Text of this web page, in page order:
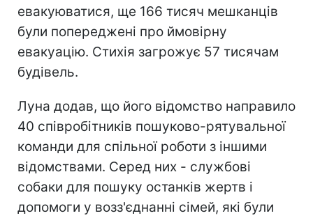
евакуюватися, ще 166 тисяч мешканців
були попереджені про ймовірну
евакуацію. Стихія загрожує 57 тисячам
будівель.
Луна додав, що його відомство направило
40 співробітників пошуково-рятувальної
команди для спільної роботи з іншими
відомствами. Серед них - службові
собаки для пошуку останків жертв і
допомоги у возз'єднанні сімей, які були